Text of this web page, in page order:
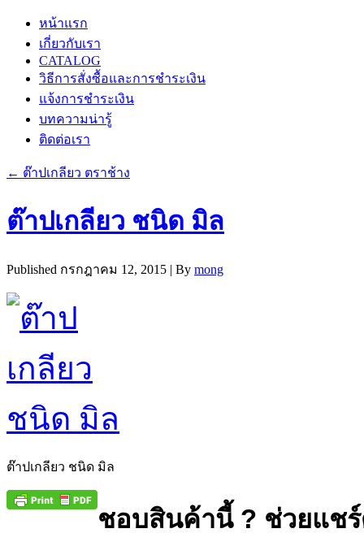
หน้าแรก
เกี่ยวกับเรา
CATALOG
วิธีการสั่งซื้อและการชำระเงิน
แจ้งการชำระเงิน
บทความน่ารู้
ติดต่อเรา
← ต๊าปเกลียว ตราช้าง
ต๊าปเกลียว ชนิด มิล
Published กรกฎาคม 12, 2015 | By mong
ต๊าปเกลียว ชนิด มิล
ชอบสินค้านี้ ? ช่วยแช